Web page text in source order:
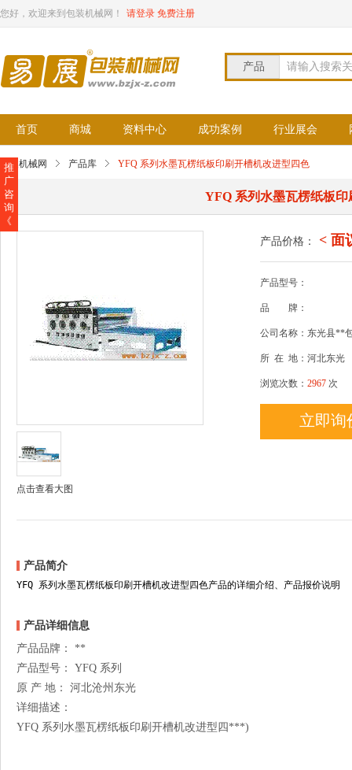
您好，欢迎来到包装机械网！ 请登录 免费注册
产品 请输入搜索
首页 商城 资料中心 成功案例 行业展会
包装机械网 产品库 YFQ 系列水墨瓦楞纸板印刷开槽机改进型四色
YFQ 系列水墨瓦楞纸板
点击查看大图
产品价格： < 面
产品型号：
品 牌：
公司名称：东光县**
所 在 地：河北东光
浏览次数： 2967 次
立即询
产品简介
YFQ 系列水墨瓦楞纸板印刷开槽机改进型四色产品的详细介绍、产品报价说明
产品详细信息
产品品牌： **
产品型号： YFQ 系列
原 产 地： 河北沧州东光
详细描述：
YFQ 系列水墨瓦楞纸板印刷开槽机改进型四***)
推
广
咨
询
《